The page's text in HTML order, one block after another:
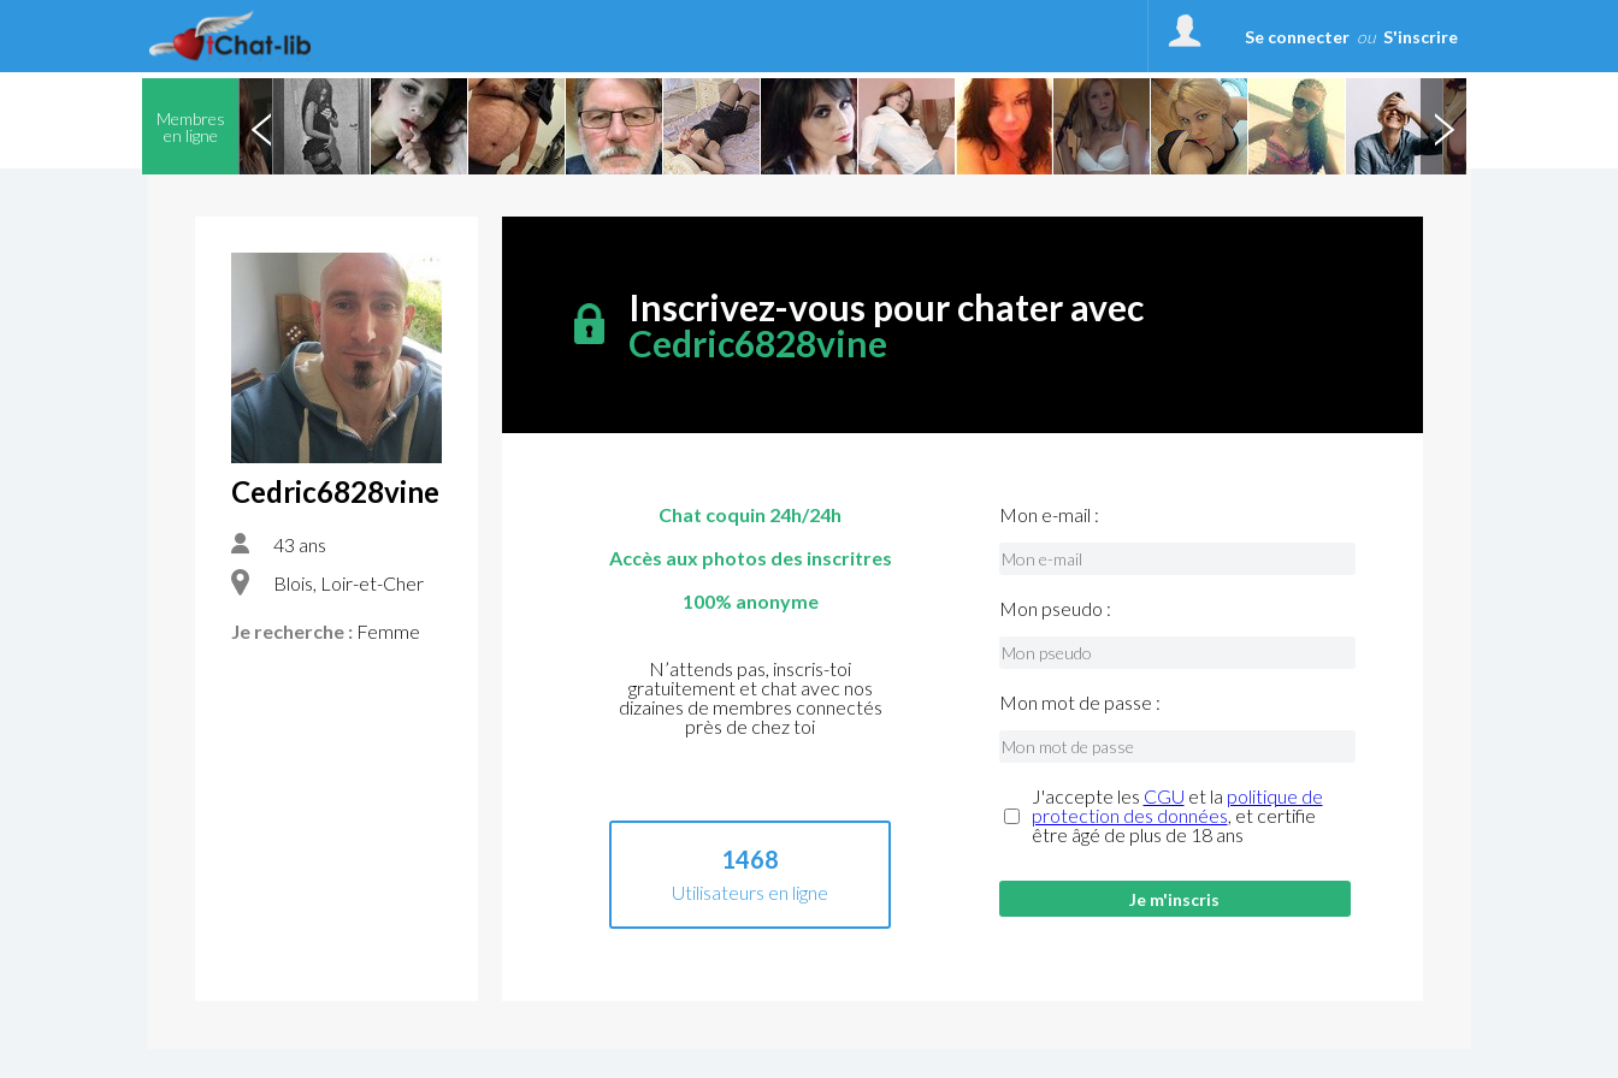
Se connecter ou S'inscrire
Membres
en ligne
Cedric6828vine
43 ans
Blois, Loir-et-Cher
Je recherche : Femme
Inscrivez-vous pour chater avec
Cedric6828vine
Chat coquin 24h/24h
Accès aux photos des inscritres
100% anonyme
N’attends pas, inscris-toi
gratuitement et chat avec nos
dizaines de membres connectés
près de chez toi
1468
Utilisateurs en ligne
Mon e-mail :
Mon pseudo :
Mon mot de passe :
J'accepte les CGU et la politique de
protection des données, et certifie
être âgé de plus de 18 ans